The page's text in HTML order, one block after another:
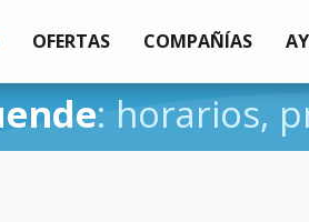
OFERTAS COMPAÑÍAS
: horarios,